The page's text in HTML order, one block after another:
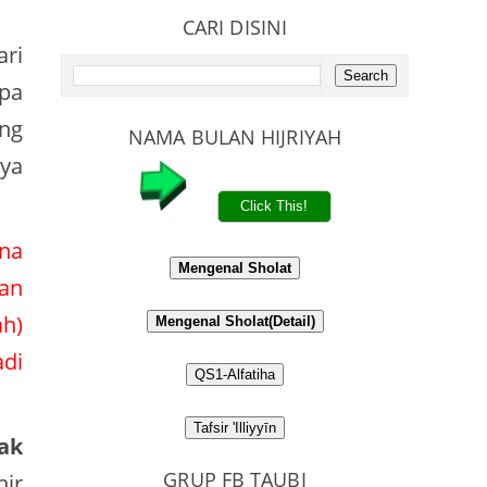
CARI DISINI
NAMA BULAN HIJRIYAH
Mengenal Sholat
Mengenal Sholat(Detail)
QS1-Alfatiha
Tafsir 'Illiyyīn
GRUP FB TAUBI